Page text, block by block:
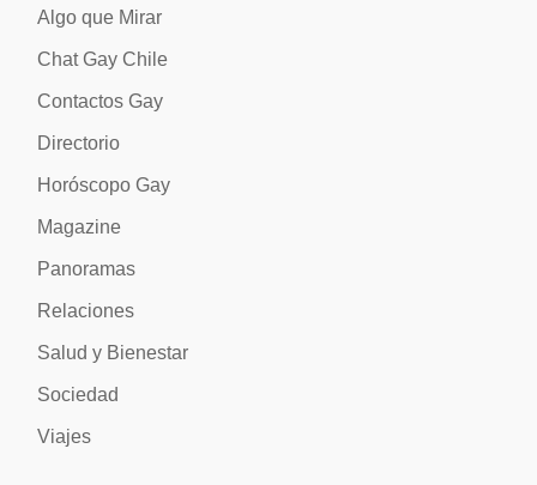
Algo que Mirar
Chat Gay Chile
Contactos Gay
Directorio
Horóscopo Gay
Magazine
Panoramas
Relaciones
Salud y Bienestar
Sociedad
Viajes